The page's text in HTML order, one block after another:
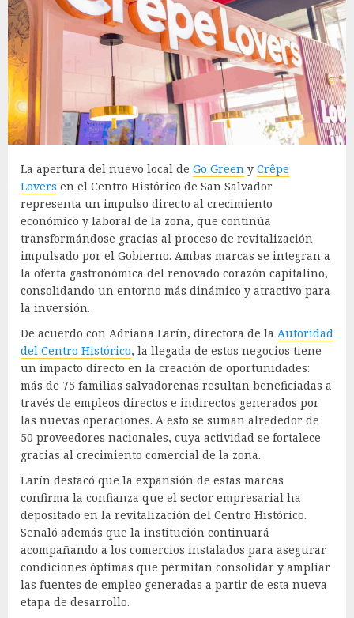
La apertura del nuevo local de Go Green y Crêpe
Lovers en el Centro Histórico de San Salvador
representa un impulso directo al crecimiento
económico y laboral de la zona, que continúa
transformándose gracias al proceso de revitalización
impulsado por el Gobierno. Ambas marcas se integran a
la oferta gastronómica del renovado corazón capitalino,
consolidando un entorno más dinámico y atractivo para
la inversión.
De acuerdo con Adriana Larín, directora de la Autoridad
del Centro Histórico, la llegada de estos negocios tiene
un impacto directo en la creación de oportunidades:
más de 75 familias salvadoreñas resultan beneficiadas a
través de empleos directos e indirectos generados por
las nuevas operaciones. A esto se suman alrededor de
50 proveedores nacionales, cuya actividad se fortalece
gracias al crecimiento comercial de la zona.
Larín destacó que la expansión de estas marcas
confirma la confianza que el sector empresarial ha
depositado en la revitalización del Centro Histórico.
Señaló además que la institución continuará
acompañando a los comercios instalados para asegurar
condiciones óptimas que permitan consolidar y ampliar
las fuentes de empleo generadas a partir de esta nueva
etapa de desarrollo.